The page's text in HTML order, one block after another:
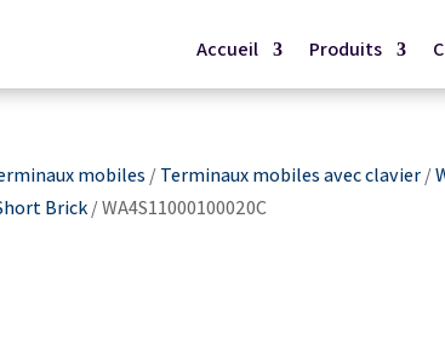
Accueil Produits
mobiles /Terminaux mobiles avec clavier/
Brick/ WA4S11000100020C